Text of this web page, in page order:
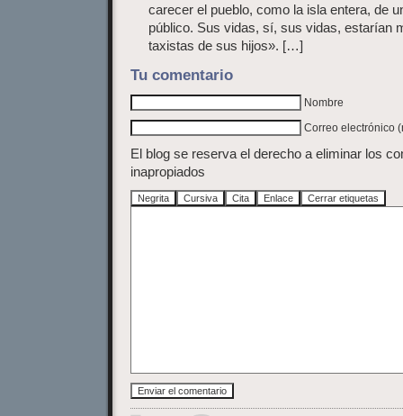
carecer el pueblo, como la isla entera, de
público. Sus vidas, sí, sus vidas, estarían
taxistas de sus hijos». […]
Tu comentario
Nombre
Correo electrónico
El blog se reserva el derecho a eliminar los
inapropiados